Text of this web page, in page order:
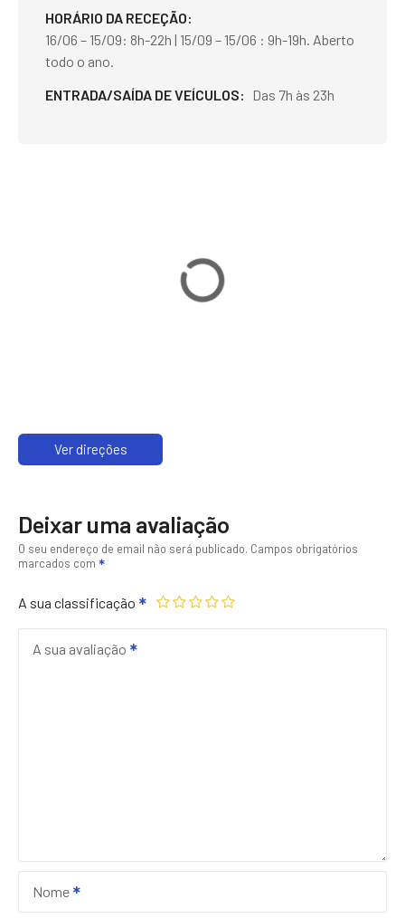
HORÁRIO DA RECEÇÃO
16/06 – 15/09: 8h-22h | 15/09 – 15/06 : 9h-19h. Aberto
todo o ano.
ENTRADA/SAÍDA DE VEÍCULOS
Das 7h às 23h
Ver direções
Deixar uma avaliação
O seu endereço de email não será publicado. Campos obrigatórios
marcados com
A sua classificação
A sua avaliação
Nome